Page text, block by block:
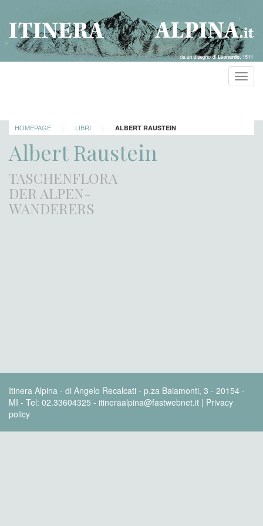
HOMEPAGE LIBRI ALBERT RAUSTEIN
Albert Raustein
TASCHENFLORA
DER ALPEN-
WANDERERS
Itinera Alpina - di Angelo Recalcati - p.za Baiamonti, 3 - 20154 -
MI - Tel: 02.33604325 - itineraalpina@fastwebnet.it | Privacy
policy